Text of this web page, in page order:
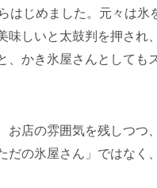
はじめました。元々は
味しいと太鼓判を押され
、かき氷屋さんとしても
お店の雰囲気を残しつつ
だの氷屋さん」ではなく